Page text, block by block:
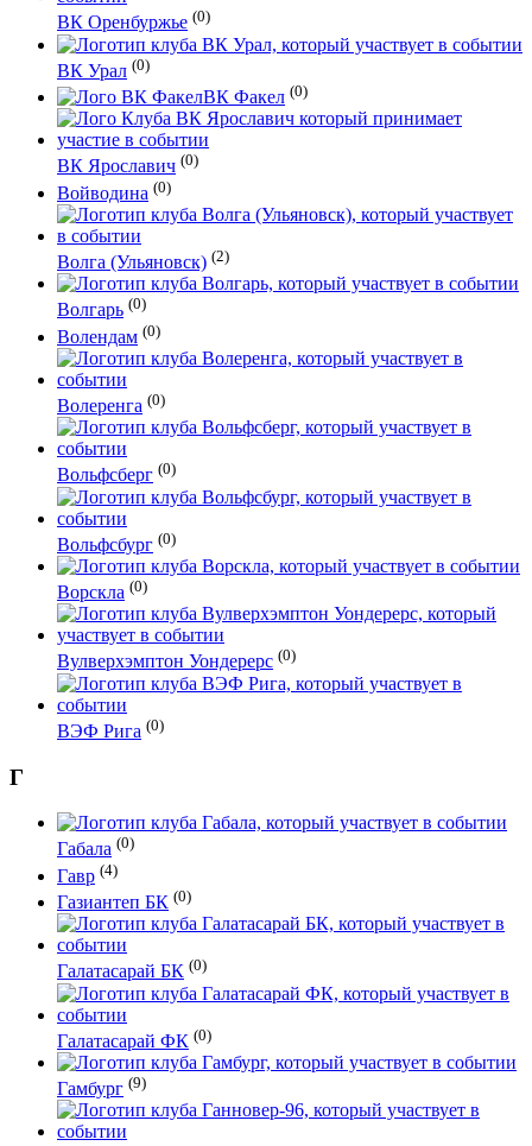
ВК Оренбуржье (0)
ВК Урал (0)
ВК Факел (0)
ВК ‎Ярославич (0)
Войводина (0)
Волга (Ульяновск) (2)
Волгарь (0)
Волендам (0)
Волеренга (0)
Вольфсберг (0)
Вольфсбург (0)
Ворскла (0)
Вулверхэмптон Уондерерс (0)
ВЭФ Рига (0)
Г
Габала (0)
Гавр (4)
Газиантеп БК (0)
Галатасарай БК (0)
Галатасарай ФК (0)
Гамбург (9)